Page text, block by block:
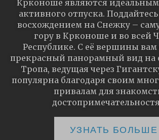
Крконоше являются
активного отпуска.
восхождением на Снежку –
гору в Крконоше и во всей
Республике. С её вершины вам
прекрасный панорамный вид на
Тропа, ведущая через
популярна благодаря своим
привалам для
УЗНАТЬ БОЛЬШЕ